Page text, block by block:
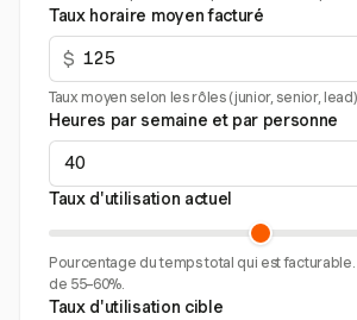
Taux horaire moyen facturé
$
Taux moyen selon les rôles (junior, senior, lead)
Heures par semaine et par personne
Taux d'utilisation actuel
Pourcentage du temps total qui est
de 55–60%.
Taux d'utilisation cible